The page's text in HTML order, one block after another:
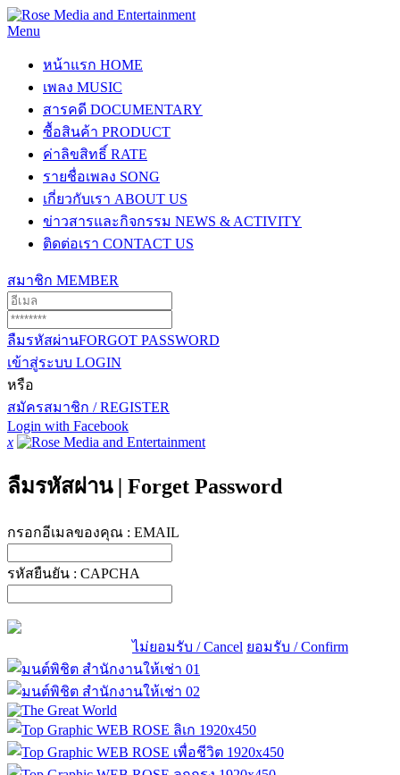
Menu
หน้าแรก HOME
เพลง MUSIC
สารคดี DOCUMENTARY
ซื้อสินค้า PRODUCT
ค่าลิขสิทธิ์ RATE
รายชื่อเพลง SONG
เกี่ยวกับเรา ABOUT US
ข่าวสารและกิจกรรม NEWS & ACTIVITY
ติดต่อเรา CONTACT US
สมาชิก MEMBER
ลืมรหัสผ่านFORGOT PASSWORD
เข้าสู่ระบบ LOGIN
หรือ
สมัครสมาชิก / REGISTER
Login with Facebook
x
ลืมรหัสผ่าน | Forget Password
กรอกอีเมลของคุณ : EMAIL
รหัสยืนยัน : CAPCHA
ไม่ยอมรับ / Cancel ยอมรับ / Confirm